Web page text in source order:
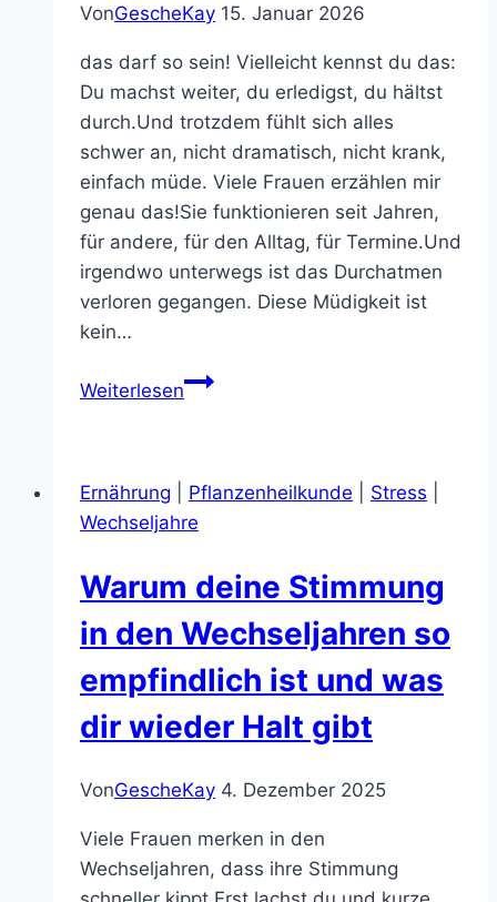
denkst
VonGescheKay 15. Januar 2026
das darf so sein! Vielleicht kennst du das:
Du machst weiter, du erledigst, du hältst
durch.Und trotzdem fühlt sich alles
schwer an, nicht dramatisch, nicht krank,
einfach müde. Viele Frauen erzählen mir
genau das!Sie funktionieren seit Jahren,
für andere, für den Alltag, für Termine.Und
irgendwo unterwegs ist das Durchatmen
verloren gegangen. Diese Müdigkeit ist
kein…
WeiterlesenMüde
Ernährung Pflanzenheilkunde Stress
Wechseljahre
Warum deine Stimmung
in den Wechseljahren so
empfindlich ist und was
dir wieder Halt gibt
VonGescheKay 4. Dezember 2025
Viele Frauen merken in den
Wechseljahren, dass ihre Stimmung